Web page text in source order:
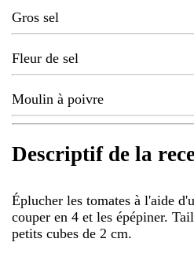
Gros sel
Fleur de sel
Moulin à poivre
Descriptif de la
Éplucher les tomates à l'aide
couper en 4 et les épépiner.
petits cubes de 2 cm.